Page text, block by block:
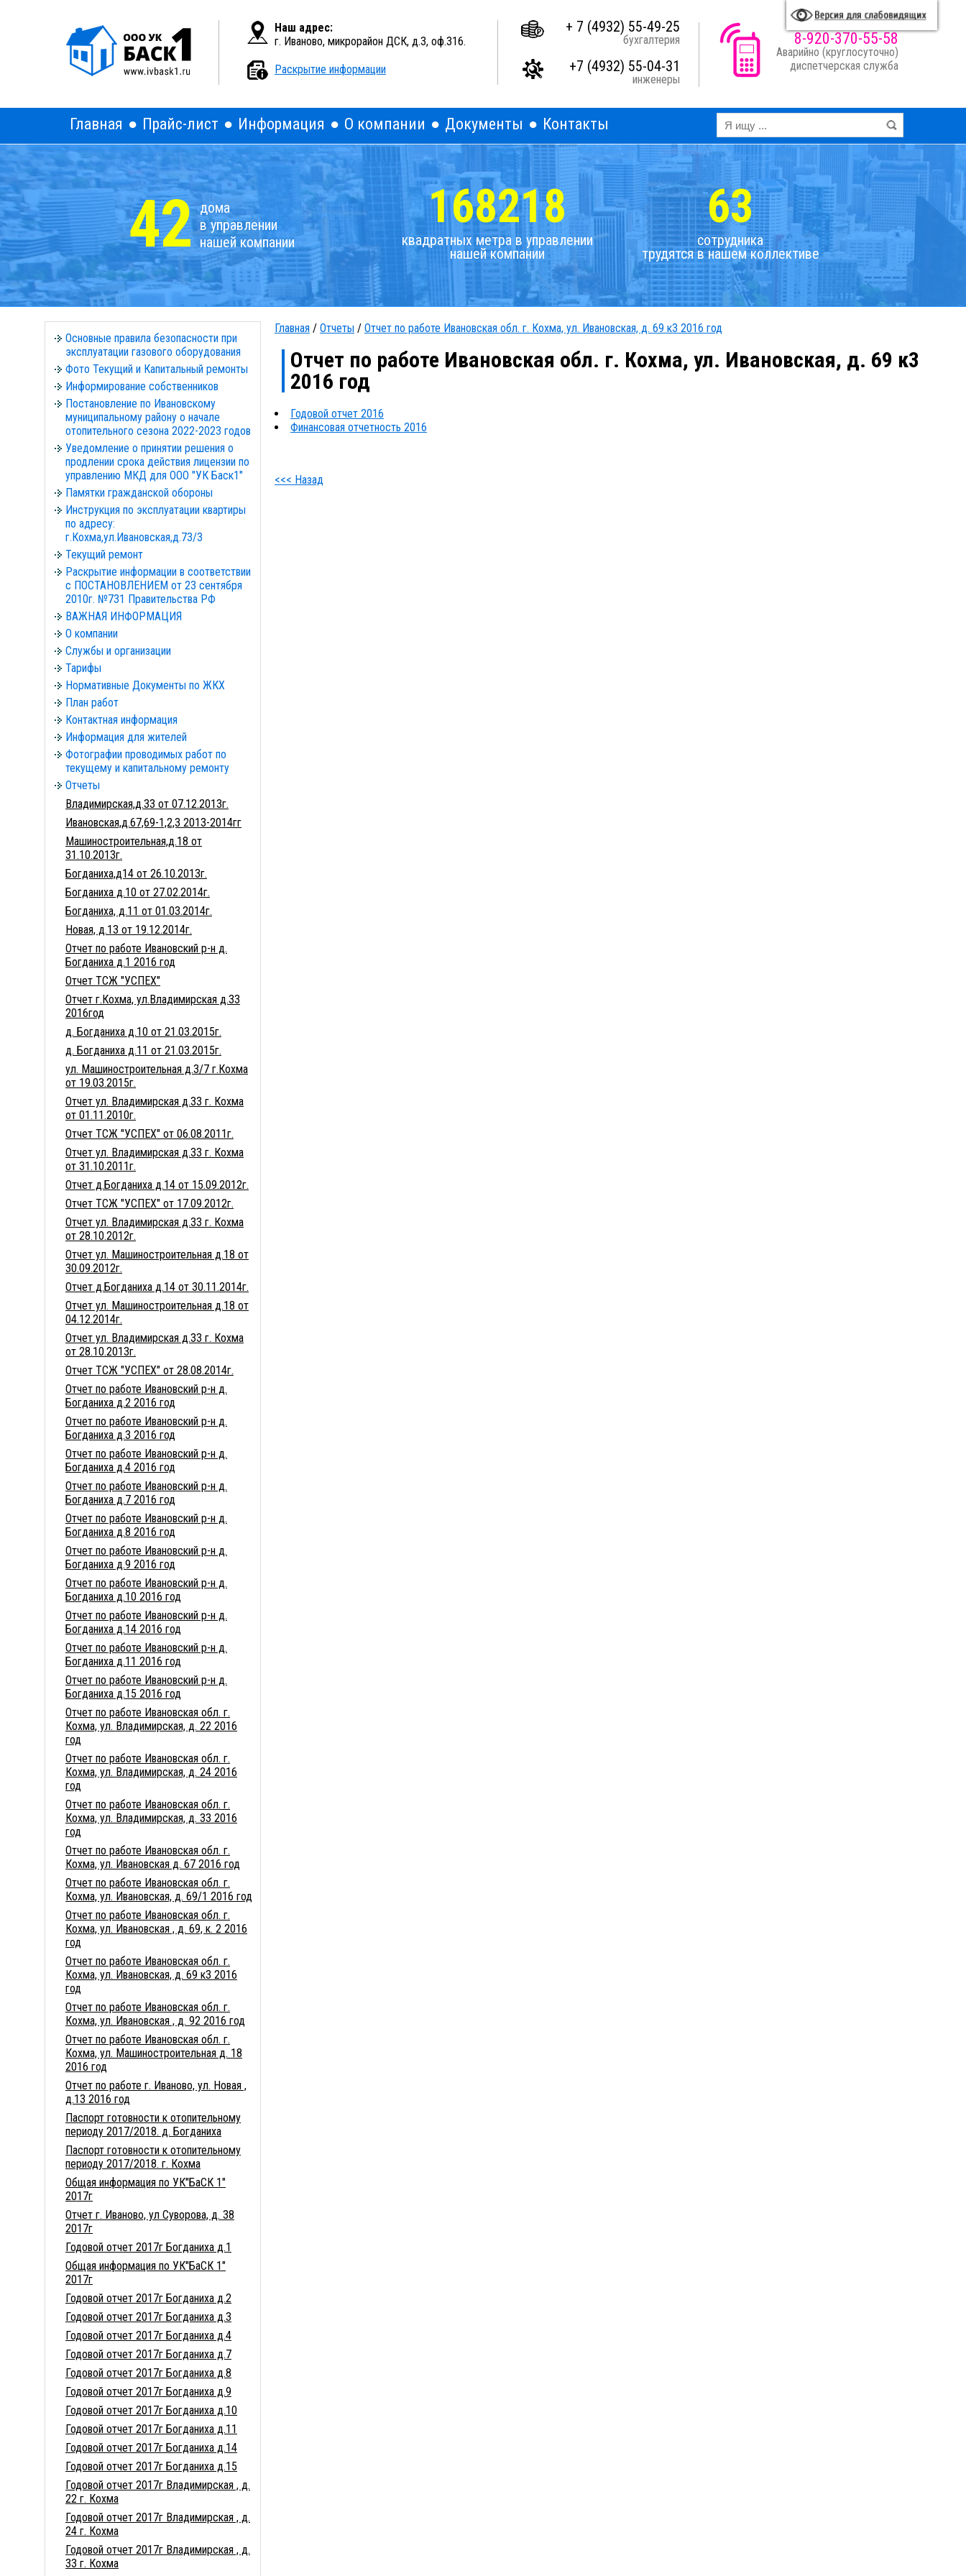
Наш адрес:
г. Иваново, микрорайон ДСК, д.3, оф.316.
Раскрытие информации
+ 7 (4932) 55-49-25
бухгалтерия
+7 (4932) 55-04-31
инженеры
8-920-370-55-58
Аварийно (круглосуточно)
диспетчерская служба
Главная Прайс-лист Информация О компании Документы Контакты
42 дома
в управлении
нашей компании
168218
квадратных метра в управлении
нашей компании
63
сотрудника
трудятся в нашем коллективе
Основные правила безопасности при
эксплуатации газового оборудования
Фото Текущий и Капитальный ремонты
Информирование собственников
Постановление по Ивановскому
муниципальному району о начале
отопительного сезона 2022-2023 годов
Уведомление о принятии решения о
продлении срока действия лицензии по
управлению МКД для ООО "УК Баск1"
Памятки гражданской обороны
Инструкция по эксплуатации квартиры
по адресу:
г.Кохма,ул.Ивановская,д.73/3
Текущий ремонт
Раскрытие информации в соответствии
с ПОСТАНОВЛЕНИЕМ от 23 сентября
2010г. №731 Правительства РФ
ВАЖНАЯ ИНФОРМАЦИЯ
О компании
Службы и организации
Тарифы
Нормативные Документы по ЖКХ
План работ
Контактная информация
Информация для жителей
Фотографии проводимых работ по
текущему и капитальному ремонту
Отчеты
Владимирская,д.33 от 07.12.2013г.
Ивановская,д.67,69-1,2,3 2013-2014гг
Машиностроительная,д.18 от
31.10.2013г.
Богданиха,д14 от 26.10.2013г.
Богданиха д.10 от 27.02.2014г.
Богданиха, д.11 от 01.03.2014г.
Новая, д.13 от 19.12.2014г.
Отчет по работе Ивановский р-н д.
Богданиха д.1 2016 год
Отчет ТСЖ "УСПЕХ"
Отчет г.Кохма, ул.Владимирская д.33
2016год
д. Богданиха д.10 от 21.03.2015г.
д. Богданиха д.11 от 21.03.2015г.
ул. Машиностроительная д.3/7 г.Кохма
от 19.03.2015г.
Отчет ул. Владимирская д.33 г. Кохма
от 01.11.2010г.
Отчет ТСЖ "УСПЕХ" от 06.08.2011г.
Отчет ул. Владимирская д.33 г. Кохма
от 31.10.2011г.
Отчет д.Богданиха д.14 от 15.09.2012г.
Отчет ТСЖ "УСПЕХ" от 17.09.2012г.
Отчет ул. Владимирская д.33 г. Кохма
от 28.10.2012г.
Отчет ул. Машиностроительная д.18 от
30.09.2012г.
Отчет д.Богданиха д.14 от 30.11.2014г.
Отчет ул. Машиностроительная д.18 от
04.12.2014г.
Отчет ул. Владимирская д.33 г. Кохма
от 28.10.2013г.
Отчет ТСЖ "УСПЕХ" от 28.08.2014г.
Отчет по работе Ивановский р-н д.
Богданиха д.2 2016 год
Отчет по работе Ивановский р-н д.
Богданиха д.3 2016 год
Отчет по работе Ивановский р-н д.
Богданиха д.4 2016 год
Отчет по работе Ивановский р-н д.
Богданиха д.7 2016 год
Отчет по работе Ивановский р-н д.
Богданиха д.8 2016 год
Отчет по работе Ивановский р-н д.
Богданиха д.9 2016 год
Отчет по работе Ивановский р-н д.
Богданиха д.10 2016 год
Отчет по работе Ивановский р-н д.
Богданиха д.14 2016 год
Отчет по работе Ивановский р-н д.
Богданиха д.11 2016 год
Отчет по работе Ивановский р-н д.
Богданиха д.15 2016 год
Отчет по работе Ивановская обл. г.
Кохма, ул. Владимирская, д. 22 2016
год
Отчет по работе Ивановская обл. г.
Кохма, ул. Владимирская, д. 24 2016
год
Отчет по работе Ивановская обл. г.
Кохма, ул. Владимирская, д. 33 2016
год
Отчет по работе Ивановская обл. г.
Кохма, ул. Ивановская д. 67 2016 год
Отчет по работе Ивановская обл. г.
Кохма, ул. Ивановская, д. 69/1 2016 год
Отчет по работе Ивановская обл. г.
Кохма, ул. Ивановская , д. 69, к. 2 2016
год
Отчет по работе Ивановская обл. г.
Кохма, ул. Ивановская, д. 69 к3 2016
год
Отчет по работе Ивановская обл. г.
Кохма, ул. Ивановская , д. 92 2016 год
Отчет по работе Ивановская обл. г.
Кохма, ул. Машиностроительная д. 18
2016 год
Отчет по работе г. Иваново, ул. Новая ,
д.13 2016 год
Паспорт готовности к отопительному
периоду 2017/2018. д. Богданиха
Паспорт готовности к отопительному
периоду 2017/2018. г. Кохма
Общая информация по УК"БаСК 1"
2017г
Отчет г. Иваново, ул Суворова, д. 38
2017г
Годовой отчет 2017г Богданиха д.1
Общая информация по УК"БаСК 1"
2017г
Годовой отчет 2017г Богданиха д.2
Годовой отчет 2017г Богданиха д.3
Годовой отчет 2017г Богданиха д.4
Годовой отчет 2017г Богданиха д.7
Годовой отчет 2017г Богданиха д.8
Годовой отчет 2017г Богданиха д.9
Годовой отчет 2017г Богданиха д.10
Годовой отчет 2017г Богданиха д.11
Годовой отчет 2017г Богданиха д.14
Годовой отчет 2017г Богданиха д.15
Годовой отчет 2017г Владимирская , д.
22 г. Кохма
Годовой отчет 2017г Владимирская , д.
24 г. Кохма
Годовой отчет 2017г Владимирская , д.
33 г. Кохма
Главная / Отчеты / Отчет по работе Ивановская обл. г. Кохма, ул. Ивановская, д. 69 к3 2016 год
Отчет по работе Ивановская обл. г. Кохма, ул. Ивановская, д. 69 к3
2016 год
Годовой отчет 2016
Финансовая отчетность 2016
<<< Назад